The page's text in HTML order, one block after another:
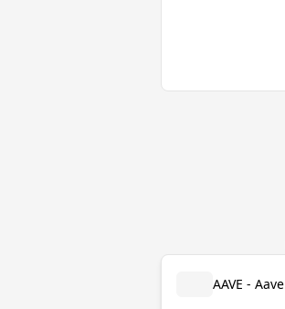
AAVE - Aave